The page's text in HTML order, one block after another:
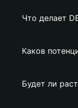
Что делает
Каков
Будет ли